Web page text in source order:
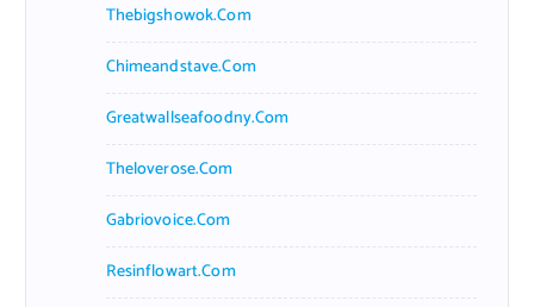
Thebigshowok.com
Chimeandstave.com
Greatwallseafoodny.com
Theloverose.com
Gabriovoice.com
Resinflowart.com